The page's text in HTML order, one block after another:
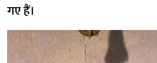
गए हैं।